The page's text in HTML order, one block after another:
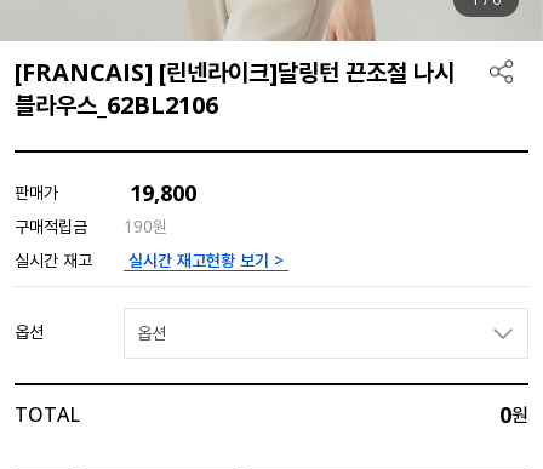
[FRANCAIS] [린넨라이크]달링턴 끈조절 나시
블라우스_62BL2106
판매가 19,800
구매적립금
190원
실시간 재고
실시간 재고현황 보기 >
옵션 옵션
TOTAL 0원